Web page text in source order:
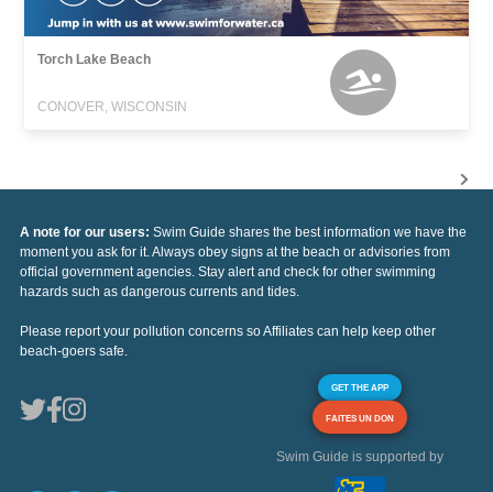
Torch Lake Beach
CONOVER, WISCONSIN
A note for our users: Swim Guide shares the best information we have the
moment you ask for it. Always obey signs at the beach or advisories from
official government agencies. Stay alert and check for other swimming
hazards such as dangerous currents and tides.
Please report your pollution concerns so Affiliates can help keep other
beach-goers safe.
GET THE APP
FAITES UN DON
Swim Guide is supported by